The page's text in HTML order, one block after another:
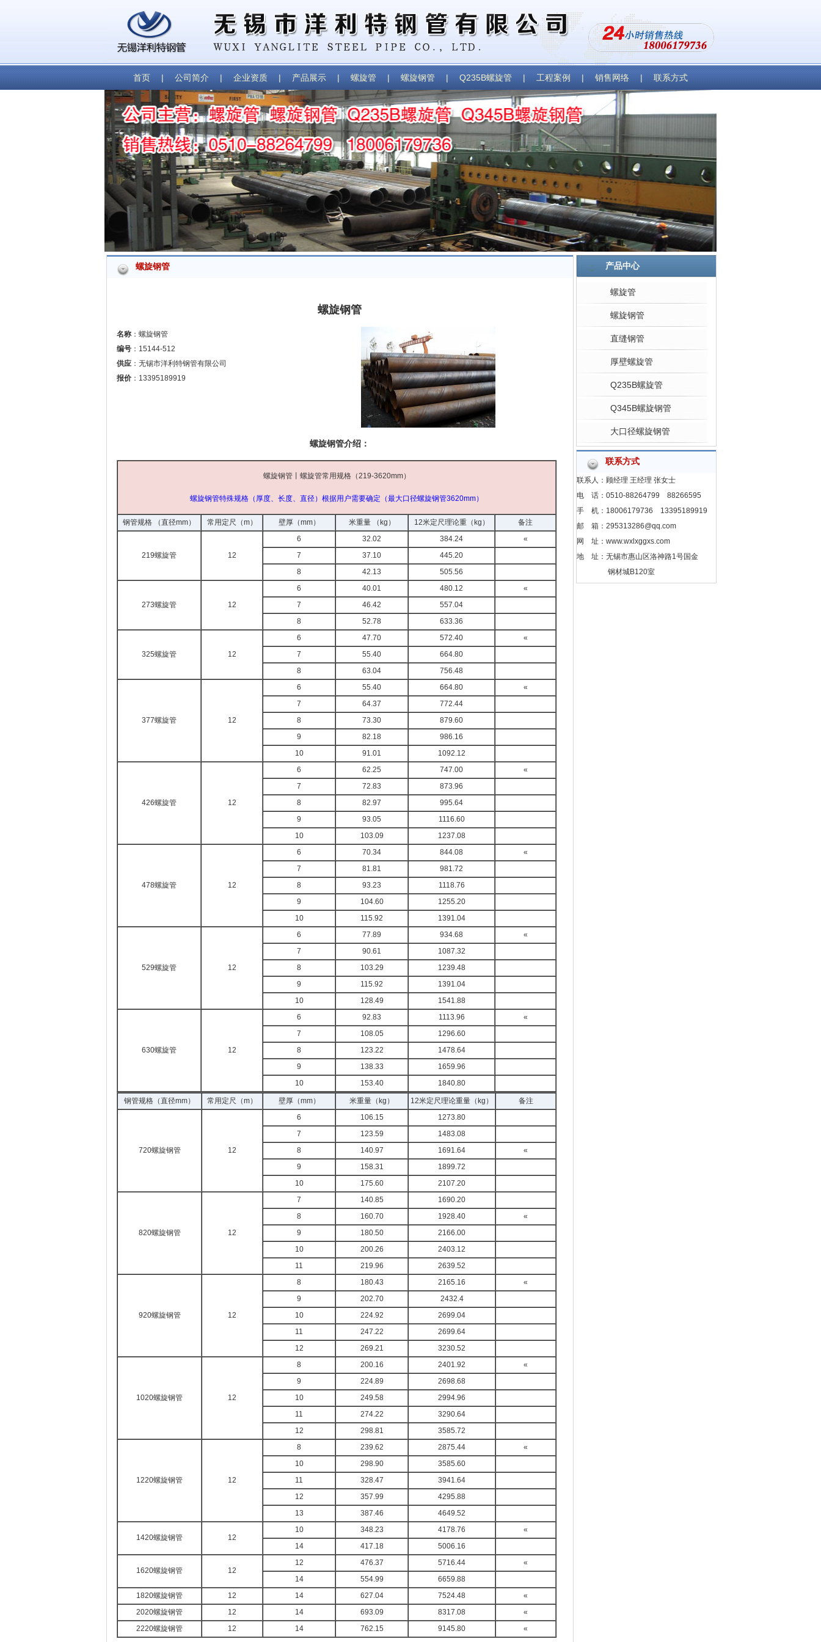
首页 | 公司简介 | 企业资质 | 产品展示 | 螺旋管 | 螺旋钢管 | Q235B螺旋管 | 工程案例 | 销售网络 | 联系方式
螺旋钢管
螺旋钢管
名称 ：螺旋钢管
编号 ：15144-512
供应 ：无锡市洋利特钢管有限公司
报价 ：13395189919
螺旋钢管介绍：
螺旋钢管丨螺旋管常用规格（219-3620mm）
螺旋钢管特殊规格（厚度、长度、直径）根据用户需要确定（最大口径螺旋钢管3620mm）
钢管规格 （直径mm） 常用定尺（m） 壁厚（mm） 米重量 （kg） 12米定尺理论重（kg） 备注
219螺旋管 12
6 32.02 384.24
«
7
37.10
445.20
8
42.13 505.56
273螺旋管 12
6 40.01 480.12
«
7
46.42
557.04
8
52.78 633.36
325螺旋管 12
6 47.70 572.40
«
7
55.40
664.80
8
63.04 756.48
377螺旋管 12
6 55.40 664.80
«
7
64.37
772.44
8
73.30
879.60
9
82.18
986.16
10
91.01 1092.12
426螺旋管 12
6 62.25 747.00
«
7
72.83
873.96
8
82.97
995.64
9
93.05
1116.60
10
103.09 1237.08
478螺旋管 12
6 70.34 844.08
«
7
81.81
981.72
8
93.23
1118.76
9
104.60
1255.20
10
115.92 1391.04
529螺旋管 12
6 77.89 934.68
«
7
90.61
1087.32
8
103.29
1239.48
9
115.92
1391.04
10
128.49 1541.88
630螺旋管 12
6 92.83 1113.96
«
7
108.05
1296.60
8
123.22
1478.64
9
138.33
1659.96
10
153.40 1840.80
钢管规格（直径mm） 常用定尺（m） 壁厚（mm） 米重量（kg） 12米定尺理论重量（kg） 备注
720螺旋钢管 12
6 106.15
1273.80
7
123.59
1483.08
8
140.97 1691.64
«
9
158.31
1899.72
10
175.60 2107.20
820螺旋钢管 12
7 140.85
1690.20
8
160.70 1928.40
«
9
180.50
2166.00
10
200.26
2403.12
11
219.96 2639.52
920螺旋钢管 12
8 180.43 2165.16
«
9
202.70
2432.4
10
224.92
2699.04
11
247.22
2699.64
12
269.21 3230.52
1020螺旋钢管 12
8 200.16 2401.92
«
9
224.89
2698.68
10
249.58
2994.96
11
274.22
3290.64
12
298.81 3585.72
1220螺旋钢管 12
8 239.62 2875.44
«
10
298.90
3585.60
11
328.47
3941.64
12
357.99
4295.88
13
387.46 4649.52
1420螺旋钢管 12
10 348.23 4178.76
«
14
417.18 5006.16
1620螺旋钢管 12
12 476.37 5716.44
«
14
554.99
6659.88
1820螺旋钢管
12 14 627.04 7524.48
«
2020螺旋钢管
12 14 693.09 8317.08
«
2220螺旋钢管
12 14 762.15 9145.80 «
产品中心
螺旋管
螺旋钢管
直缝钢管
厚壁螺旋管
Q235B螺旋管
Q345B螺旋钢管
大口径螺旋钢管
联系方式
联系人：顾经理 王经理 张女士
电 话：0510-88264799 88266595
手 机：18006179736 13395189919
邮 箱：295313286@qq.com
网 址：www.wxlxggxs.com
地 址：无锡市惠山区洛神路1号国金
钢材城B120室